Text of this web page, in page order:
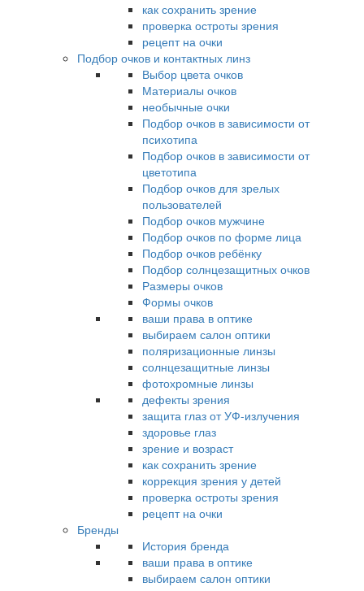
как сохранить зрение
проверка остроты зрения
рецепт на очки
Подбор очков и контактных линз
Выбор цвета очков
Материалы очков
необычные очки
Подбор очков в зависимости от
психотипа
Подбор очков в зависимости от
цветотипа
Подбор очков для зрелых
пользователей
Подбор очков мужчине
Подбор очков по форме лица
Подбор очков ребёнку
Подбор солнцезащитных очков
Размеры очков
Формы очков
ваши права в оптике
выбираем салон оптики
поляризационные линзы
солнцезащитные линзы
фотохромные линзы
дефекты зрения
защита глаз от УФ-излучения
здоровье глаз
зрение и возраст
как сохранить зрение
коррекция зрения у детей
проверка остроты зрения
рецепт на очки
Бренды
История бренда
ваши права в оптике
выбираем салон оптики